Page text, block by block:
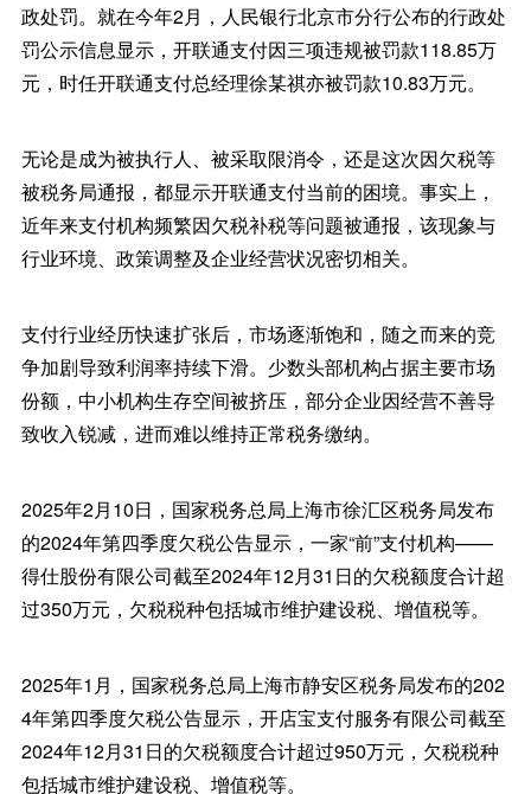
政处罚。就在今年2月，人民银行北京市分行公布的行政处
罚公示信息显示，开联通支付因三项违规被罚款118.85万
元，时任开联通支付总经理徐某祺亦被罚款10.83万元。
无论是成为被执行人、被采取限消令，还是这次因欠税等
被税务局通报，都显示开联通支付当前的困境。事实上，
近年来支付机构频繁因欠税补税等问题被通报，该现象与
行业环境、政策调整及企业经营状况密切相关。
支付行业经历快速扩张后，市场逐渐饱和，随之而来的竞
争加剧导致利润率持续下滑。少数头部机构占据主要市场
份额，中小机构生存空间被挤压，部分企业因经营不善导
致收入锐减，进而难以维持正常税务缴纳。
2025年2月10日，国家税务总局上海市徐汇区税务局发布
的2024年第四季度欠税公告显示，一家“前”支付机构——
得仕股份有限公司截至2024年12月31日的欠税额度合计超
过350万元，欠税税种包括城市维护建设税、增值税等。
2025年1月，国家税务总局上海市静安区税务局发布的202
4年第四季度欠税公告显示，开店宝支付服务有限公司截至
2024年12月31日的欠税额度合计超过950万元，欠税税种
包括城市维护建设税、增值税等。